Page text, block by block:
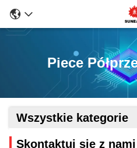
Piece
Wszystkie kategorie
Skontaktuj się z nami